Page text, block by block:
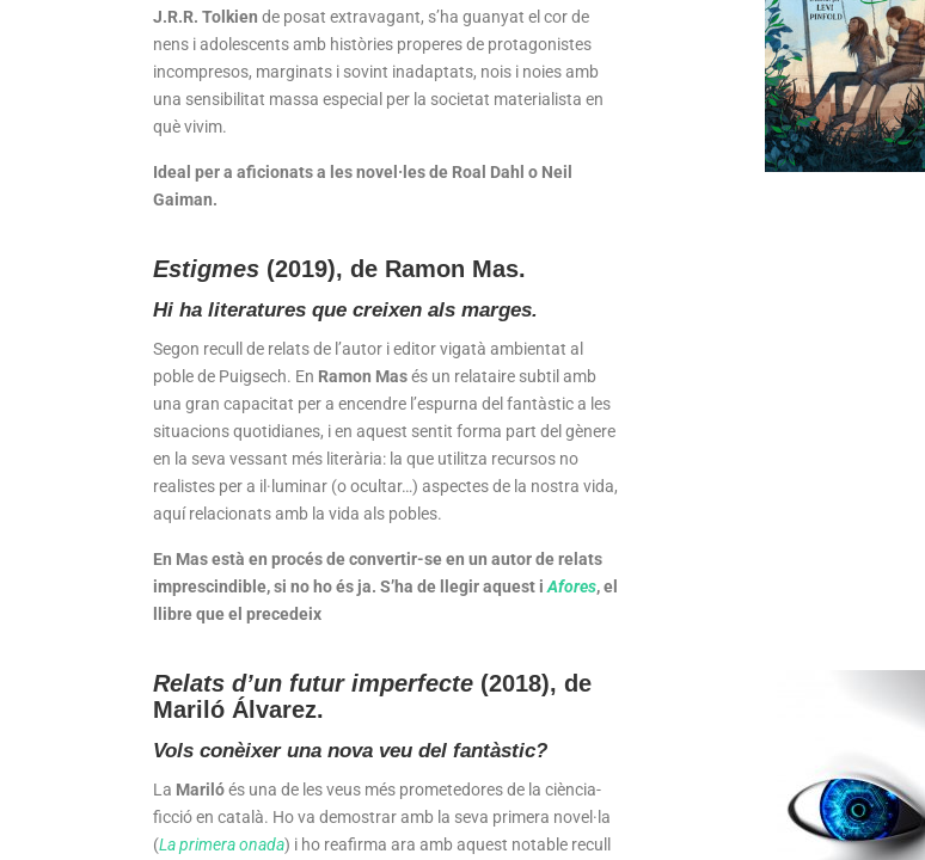
J.R.R. Tolkien de posat extravagant, s’ha guanyat el cor de
nens i adolescents amb històries properes de protagonistes
incompresos, marginats i sovint inadaptats, nois i noies amb
una sensibilitat massa especial per la societat materialista en
què vivim.
Ideal per a aficionats a les novel·les de Roal Dahl o Neil
Gaiman.
Estigmes (2019), de Ramon Mas.
Hi ha literatures que creixen als marges.
Segon recull de relats de l’autor i editor vigatà ambientat al
poble de Puigsech. En Ramon Masés un relataire subtil amb
una gran capacitat per a encendre l’espurna del fantàstic a les
situacions quotidianes, i en aquest sentit forma part del gènere
en la seva vessant més literària: la que utilitza recursos no
realistes per a il·luminar (o ocultar…) aspectes de la nostra vida,
aquí relacionats amb la vida als pobles.
En Mas està en procés de convertir-se en un autor de relats
imprescindible, si no ho és ja. S’ha de llegir aquest i Afores, el
llibre que el precedeix
Relats d’un futur imperfecte (2018), de
Mariló Álvarez.
Vols conèixer una nova veu del fantàstic?
La Marilóés una de les veus més prometedores de la ciència-
ficció en català. Ho va demostrar amb la seva primera novel·la
(La primera onada) i ho reafirma ara amb aquest notable recull